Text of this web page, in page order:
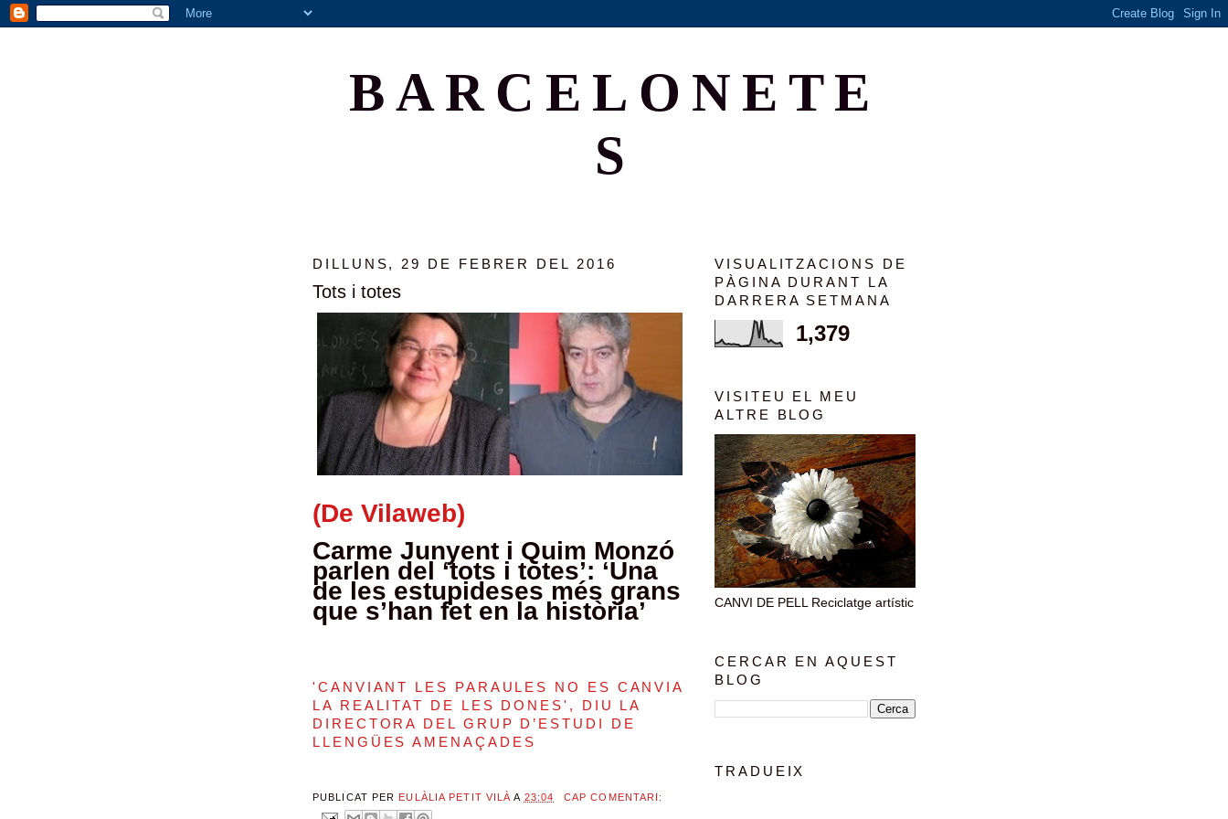
BARCELONETE
S
DILLUNS, 29 DE FEBRER DEL 2016
Tots i totes
(De Vilaweb)
Carme Junyent i Quim Monzó
parlen del ‘tots i totes’: ‘Una
de les estupideses més grans
que s’han fet en la història’
'CANVIANT LES PARAULES NO ES CANVIA
LA REALITAT DE LES DONES', DIU LA
DIRECTORA DEL GRUP D’ESTUDI DE
LLENGÜES AMENAÇADES
PUBLICAT PER EULÀLIA PETIT VILÀ A 23:04 CAP COMENTARI:
VISUALITZACIONS DE
PÀGINA DURANT LA
DARRERA SETMANA
1,379
VISITEU EL MEU
ALTRE BLOG
CANVI DE PELL Reciclatge artístic
CERCAR EN AQUEST
BLOG
TRADUEIX